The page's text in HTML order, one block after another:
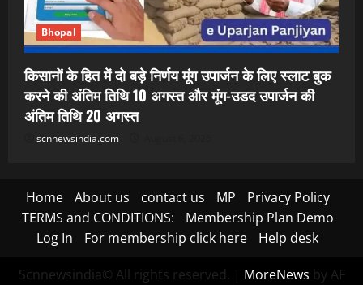
Bhopal
किसानों के हित में दो बड़े निर्णय मूंग उपार्जन के लिए स्लाट बुक
करने की अंतिम तिथि 10 अगस्त और मूंग-उडद उपार्जन की
अंतिम तिथि 20 अगस्त
scnnewsindia.com
Home About us contact us MP
Privacy Policy
TERMS and CONDITIONS:
Membership Plan Demo
Log In
For membership click here Help desk
Scnnewsindia© All rights reserved. | MoreNews by AF